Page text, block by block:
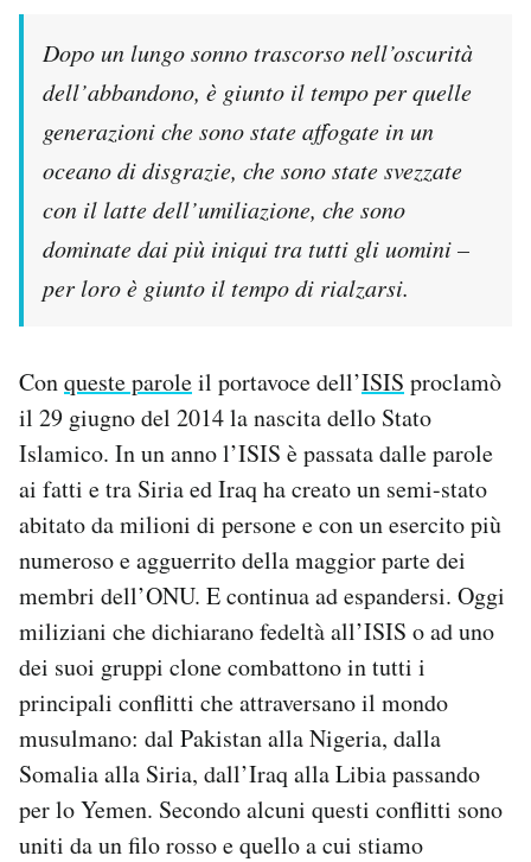
PODCAST
NEWSLETTER
I MIEI PREFERITI
CALENDARIO
AREA PERSONALE
Newsletter
Notifiche mobile
Regala il Post
Hai bisogno di aiuto?
Esci
Dopo un lungo sonno trascorso nell’oscurità
dell’abbandono, è giunto il tempo per quelle
generazioni che sono state affogate in un
oceano di disgrazie, che sono state svezzate
con il latte dell’umiliazione, che sono
dominate dai più iniqui tra tutti gli uomini –
per loro è giunto il tempo di rialzarsi.
Conqueste paroleil portavoce dell’ISIS proclamò
il 29 giugno del 2014 la nascita dello Stato
Islamico. In un anno l’ISIS è passata dalle parole
ai fatti e tra Siria ed Iraq ha creato un semi-stato
abitato da milioni di persone e con un esercito più
numeroso e agguerrito della maggior parte dei
membri dell’ONU. E continua ad espandersi. Oggi
miliziani che dichiarano fedeltà all’ISIS o ad uno
dei suoi gruppi clone combattono in tutti i
principali conflitti che attraversano il mondo
musulmano: dal Pakistan alla Nigeria, dalla
Somalia alla Siria, dall’Iraq alla Libia passando
per lo Yemen. Secondo alcuni questi conflitti sono
uniti da un filo rosso e quello a cui stiamo